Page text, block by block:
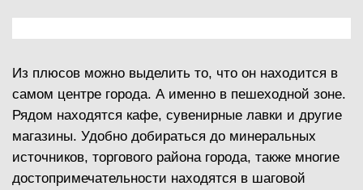
Из плюсов можно выделить то, что он находится в
самом центре города. А именно в пешеходной зоне.
Рядом находятся кафе, сувенирные лавки и другие
магазины. Удобно добираться до минеральных
источников, торгового района города, также многие
достопримечательности находятся в шаговой